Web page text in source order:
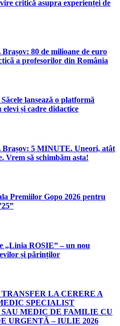
critică asupra experienței de
80 de milioane de euro
a profesorilor din România
lansează o platformă
și cadre didactice
Brașov: 5 MINUTE. Uneori, atât
Vrem să schimbăm asta!
Premiilor Gopo 2026 pentru
„Linia ROȘIE” – un nou
și părinților
LA CERERE A
SPECIALIST
MEDIC DE FAMILIE CU
URGENȚĂ – IULIE 2026